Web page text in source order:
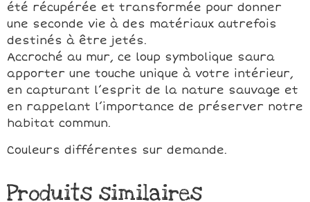
été récupérée et transformée pour donner
une seconde vie à des matériaux autrefois
destinés à être jetés.
Accroché au mur, ce loup symbolique saura
apporter une touche unique à votre intérieur,
en capturant l’esprit de la nature sauvage et
en rappelant l’importance de préserver notre
habitat commun.
Couleurs différentes sur demande.
Produits similaires